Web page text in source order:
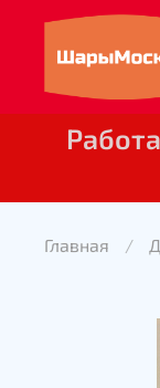
Главная